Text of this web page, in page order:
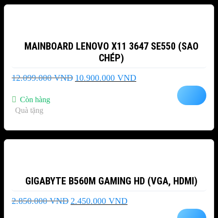
MAINBOARD LENOVO X11 3647 SE550 (SAO
CHÉP)
12.099.000VND Giá
10.900.000 VNDGiá
Còn hàng
Quà tặng
GIGABYTE B560M GAMING HD (VGA, HDMI)
2.850.000VND Giá
2.450.000 VNDGiá